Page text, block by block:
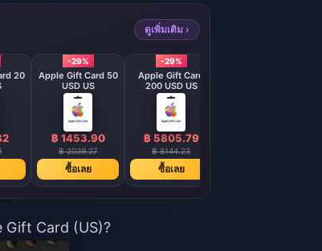
ดูเพิ่มเติม ›
20
-29%
Apple Gift Card 50
USD US
฿ 1453.90
฿ 2039.27
ซื้อเลย
-29%
Apple Gift Card
200 USD US
฿ 5805.79
฿ 8144.23
ซื้อเลย
Card (US)?